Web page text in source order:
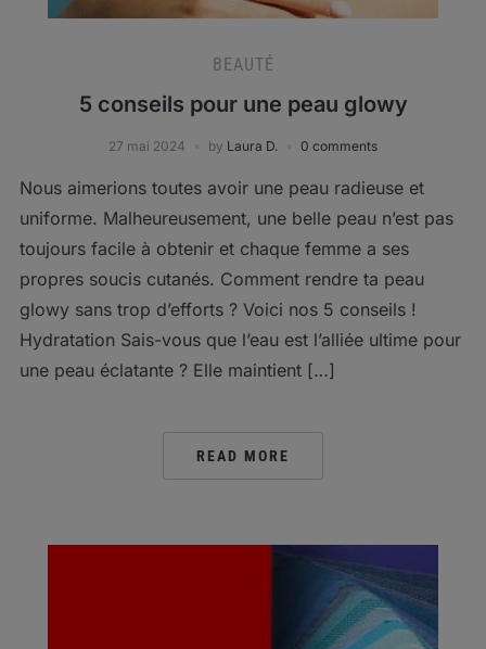
BEAUTÉ
5 conseils pour une peau glowy
27 mai 2024 by Laura D. 0 comments
Nous aimerions toutes avoir une peau radieuse et
uniforme. Malheureusement, une belle peau n’est pas
toujours facile à obtenir et chaque femme a ses
propres soucis cutanés. Comment rendre ta peau
glowy sans trop d’efforts ? Voici nos 5 conseils !
Hydratation Sais-vous que l’eau est l’alliée ultime pour
une peau éclatante ? Elle maintient […]
READ MORE